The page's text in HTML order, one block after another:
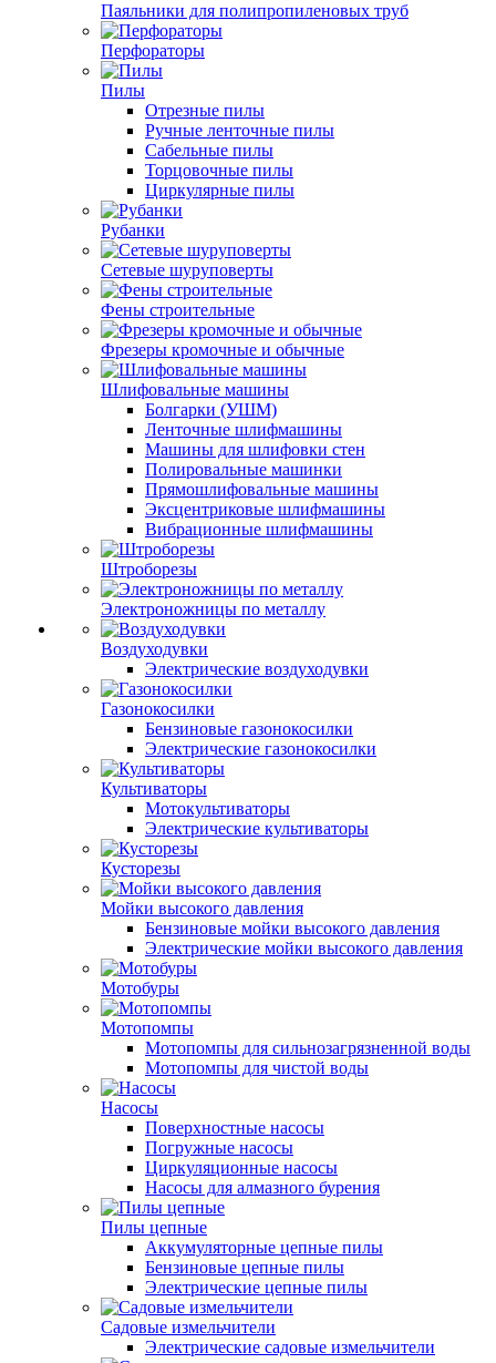
Паяльники для полипропиленовых труб
Перфораторы
Пилы
Отрезные пилы
Ручные ленточные пилы
Сабельные пилы
Торцовочные пилы
Циркулярные пилы
Рубанки
Сетевые шуруповерты
Фены строительные
Фрезеры кромочные и обычные
Шлифовальные машины
Болгарки (УШМ)
Ленточные шлифмашины
Машины для шлифовки стен
Полировальные машинки
Прямошлифовальные машины
Эксцентриковые шлифмашины
Вибрационные шлифмашины
Штроборезы
Электроножницы по металлу
Воздуходувки
Электрические воздуходувки
Газонокосилки
Бензиновые газонокосилки
Электрические газонокосилки
Культиваторы
Мотокультиваторы
Электрические культиваторы
Кусторезы
Мойки высокого давления
Бензиновые мойки высокого давления
Электрические мойки высокого давления
Мотобуры
Мотопомпы
Мотопомпы для сильнозагрязненной воды
Мотопомпы для чистой воды
Насосы
Поверхностные насосы
Погружные насосы
Циркуляционные насосы
Насосы для алмазного бурения
Пилы цепные
Аккумуляторные цепные пилы
Бензиновые цепные пилы
Электрические цепные пилы
Садовые измельчители
Электрические садовые измельчители